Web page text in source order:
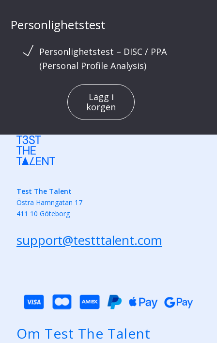
Personlighetstest
Personlighetstest – DISC / PPA
(Personal Profile Analysis)
Lägg i
korgen
Test The Talent
Östra Hamngatan 17
411 10 Göteborg
support@testttalent.com
Om Test The Talent